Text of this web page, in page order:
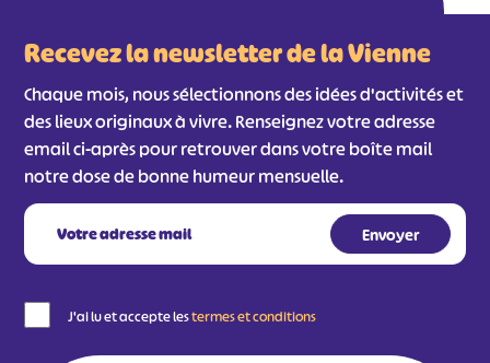
Recevez la newsletter de la Vienne
Chaque mois, nous sélectionnons des idées d'activités et
des lieux originaux à vivre. Renseignez votre adresse
email ci-après pour retrouver dans votre boîte mail
notre dose de bonne humeur mensuelle.
J'ai lu et accepte lestermes et conditions